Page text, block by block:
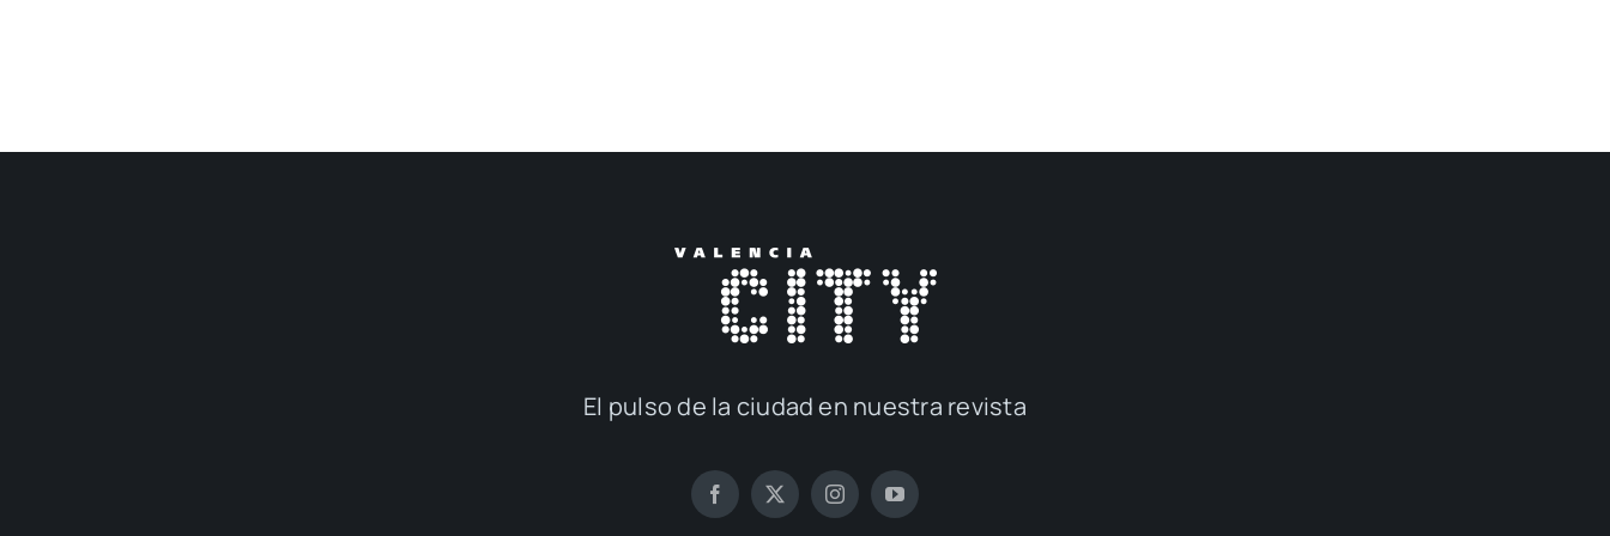
El pul­so de la ciu­dad en nues­tra revis­ta